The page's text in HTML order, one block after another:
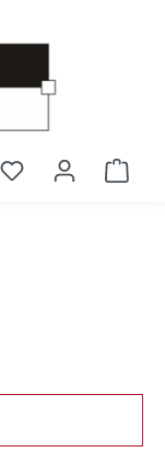
Du hast 0